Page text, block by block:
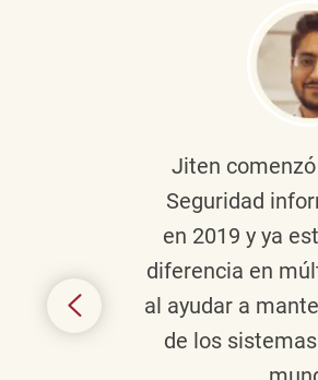
Jiten
Seguridad
en 2019 y ya
diferencia en
al ayudar a
de los